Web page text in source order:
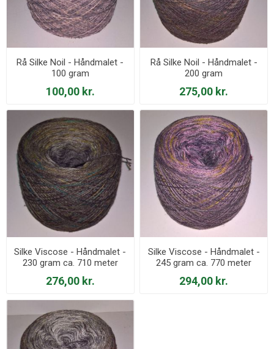
Rå Silke Noil - Håndmalet -
100 gram
100,00 kr.
Rå Silke Noil - Håndmalet -
200 gram
275,00 kr.
Silke Viscose - Håndmalet -
230 gram ca. 710 meter
276,00 kr.
Silke Viscose - Håndmalet -
245 gram ca. 770 meter
294,00 kr.